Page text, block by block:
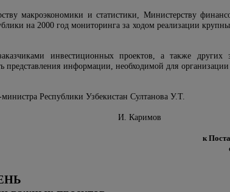
макроэкономики и статистики, Министерству
на 2000 год мониторинга за ходом реализации
инвестиционных проектов, а также других
представления информации, необходимой для организации
Республики Узбекистан Султанова У.Т.
И. Каримов
к